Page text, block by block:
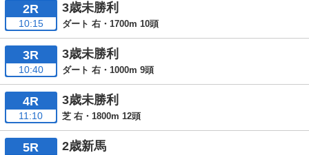
2R
10:15
3歳未勝利
ダート 右・1700m 10頭
3R
10:40
3歳未勝利
ダート 右・1000m 9頭
4R
11:10
3歳未勝利
芝 右・1800m 12頭
5R 2歳新馬